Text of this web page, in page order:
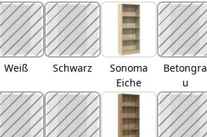
Weiß Schwarz
Sonoma
Eiche
Betongra
u